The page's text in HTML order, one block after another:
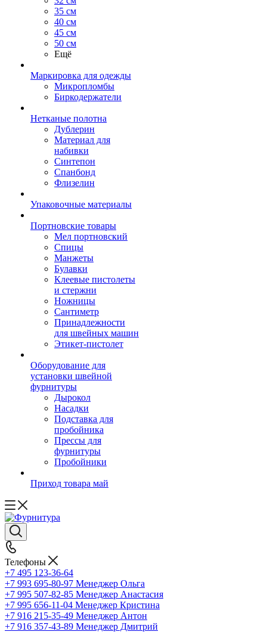
35 см
40 см
45 см
50 см
Ещё
Маркировка для одежды
Микропломбы
Биркодержатели
Нетканые полотна
Дублерин
Материал для
набивки
Синтепон
Спанбонд
Флизелин
Упаковочные материалы
Портновские товары
Мел портновский
Спицы
Манжеты
Булавки
Клеевые пистолеты
и стержни
Ножницы
Сантиметр
Принадлежности
для швейных машин
Этикет-пистолет
Оборудование для
установки швейной
фурнитуры
Дырокол
Насадки
Подставка для
пробойника
Прессы для
фурнитуры
Пробойники
Приход товара май
Телефоны
+7 495 123-36-64
+7 993 695-80-97 Менеджер Ольга
+7 995 507-82-85 Менеджер Анастасия
+7 995 656-11-04 Менеджер Кристина
+7 916 215-35-49 Менеджер Антон
+7 916 357-43-89 Менеджер Дмитрий